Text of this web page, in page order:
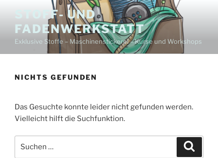
springen
STOFF- UND
FADENWERKSTATT
Exklusive Stoffe – Maschinenstickerei – Kurse und Workshops
NICHTS GEFUNDEN
Das Gesuchte konnte leider nicht gefunden werden.
Vielleicht hilft die Suchfunktion.
nach: